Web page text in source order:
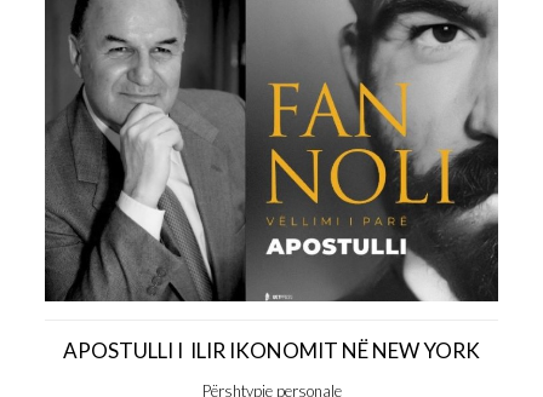
APOSTULLI I ILIR IKONOMIT NË NEW YORK
Përshtypje personale